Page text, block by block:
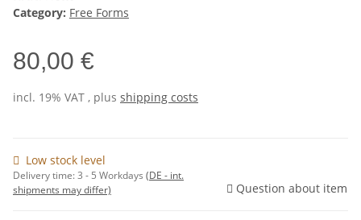
Category: Free Forms
80,00 €
incl. 19% VAT , plus shipping costs
Low stock level
Delivery time:3 - 5 Workdays (DE - int.
shipments may differ)
Question about item